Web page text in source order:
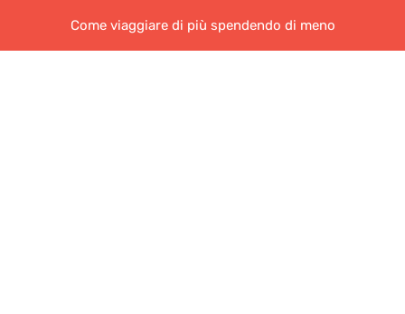
Come viaggiare di più spendendo di meno